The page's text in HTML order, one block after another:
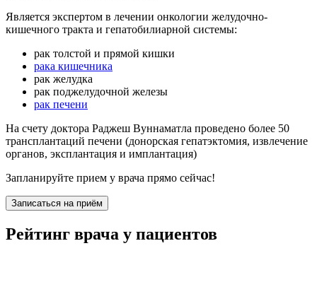
Является экспертом в лечении онкологии желудочно-
кишечного тракта и гепатобилиарной системы:
рак толстой и прямой кишки
рака кишечника
рак желудка
рак поджелудочной железы
рак печени
На счету доктора Раджеш Вуннаматла проведено более 50
трансплантаций печени (донорская гепатэктомия, извлечение
органов, эксплантация и имплантация)
Запланируйте прием у врача прямо сейчас!
Записаться на приём
Рейтинг врача у пациентов